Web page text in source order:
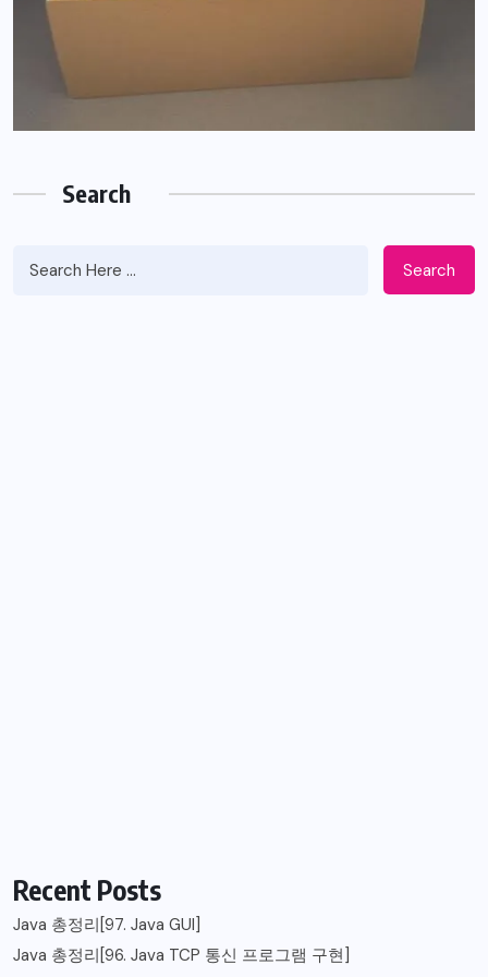
Search
Search
Recent Posts
Java 총정리[97. Java GUI]
Java 총정리[96. Java TCP 통신 프로그램 구현]